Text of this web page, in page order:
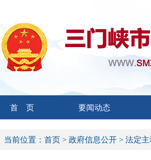
首 页 要闻动态
当前位置： 首页 > 政府信息公开 > 法定